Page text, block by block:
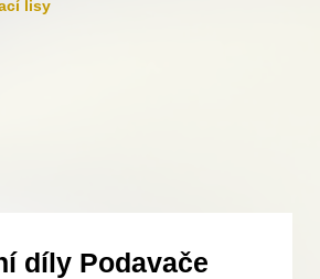
lisy
díly Podavače